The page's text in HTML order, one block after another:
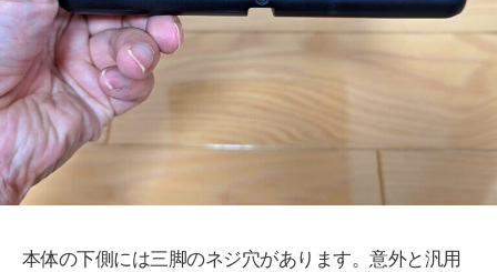
本体の下側には三脚のネジ穴があります。意外と汎用